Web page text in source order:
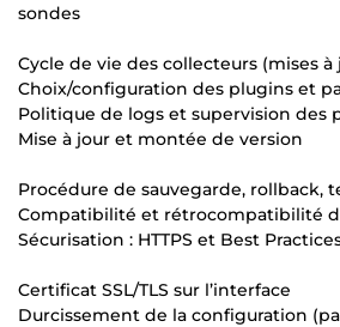
sondes
Cycle de vie des collecteurs (mises
Choix/configuration des plugins et
Politique de logs et supervision des
Mise à jour et montée de version
Procédure de sauvegarde, rollback,
Compatibilité et rétrocompatibilité
Sécurisation : HTTPS et Best
Certificat SSL/TLS sur l’interface
Durcissement de la configuration